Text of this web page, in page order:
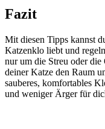
Fazit
Mit diesen Tipps kannst
Katzenklo liebt und
nur um die Streu oder die
deiner Katze den Raum
sauberes, komfortables
und weniger Ärger für